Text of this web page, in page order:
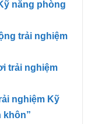
năng phòng
trải nghiệm
trải nghiệm
nghiệm Kỹ
khôn”